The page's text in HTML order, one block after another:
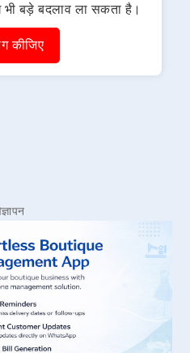
भी बड़े बदलाव ला सकता है।
कीजिए